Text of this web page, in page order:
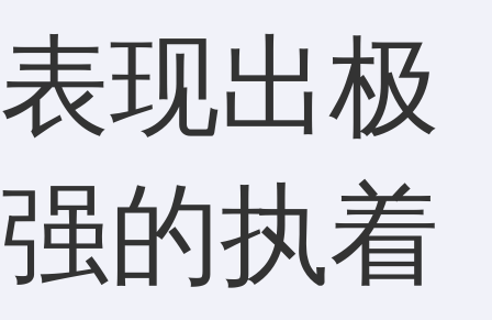
表现出极
强的执着